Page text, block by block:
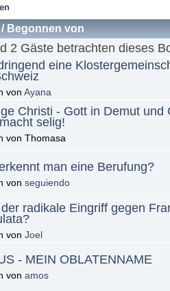
Begonnen von
2 Gäste betrachten dieses
eine
von Ayana
Christi - Gott in Demut und
selig!
von Thomasa
man eine Berufung?
von seguiendo
radikale Eingriff gegen
von Joel
- MEIN OBLATENNAME
von amos